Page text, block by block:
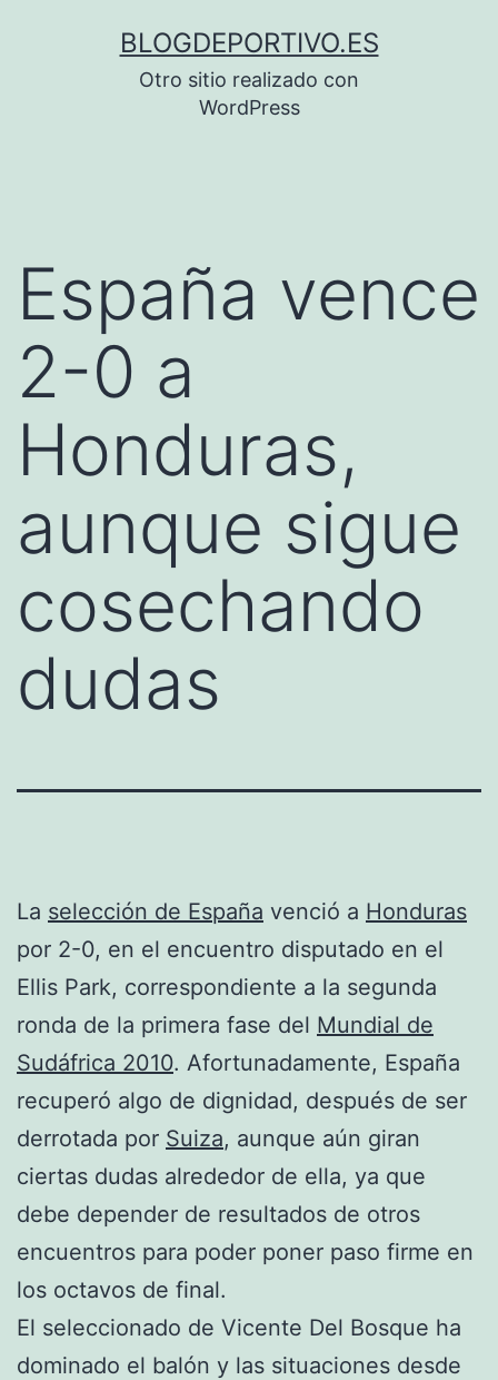
BLOGDEPORTIVO.ES
Otro sitio realizado con
WordPress
España vence
2-0 a
Honduras,
aunque sigue
cosechando
dudas
La selección de España venció a Honduras
por 2-0, en el encuentro disputado en el
Ellis Park, correspondiente a la segunda
ronda de la primera fase del Mundial de
Sudáfrica 2010. Afortunadamente, España
recuperó algo de dignidad, después de ser
derrotada por Suiza, aunque aún giran
ciertas dudas alrededor de ella, ya que
debe depender de resultados de otros
encuentros para poder poner paso firme en
los octavos de final.
El seleccionado de Vicente Del Bosque ha
dominado el balón y las situaciones desde